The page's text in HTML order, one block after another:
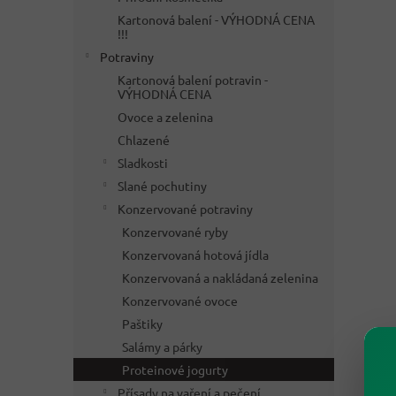
Kartonová balení - VÝHODNÁ CENA
!!!
Potraviny
Kartonová balení potravin -
VÝHODNÁ CENA
Ovoce a zelenina
Chlazené
Sladkosti
Slané pochutiny
Konzervované potraviny
Konzervované ryby
Konzervovaná hotová jídla
Konzervovaná a nakládaná zelenina
Konzervované ovoce
Paštiky
Salámy a párky
Proteinové jogurty
Přísady na vaření a pečení